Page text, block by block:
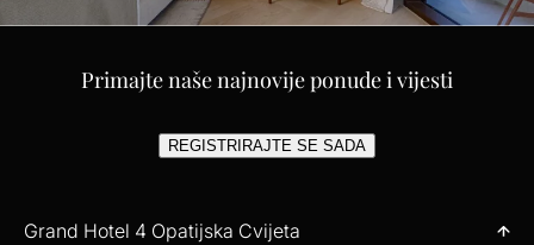
Primajte naše najnovije ponude i vijesti
REGISTRIRAJTE SE SADA
Grand Hotel 4 Opatijska Cvijeta